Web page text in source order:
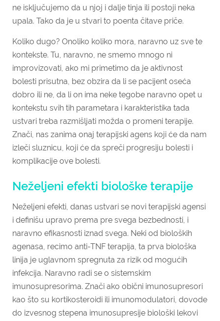
ne isključujemo da u njoj i dalje tinja ili postoji neka
upala. Tako da je u stvari to poenta čitave priče.
Koliko dugo? Onoliko koliko mora, naravno uz sve te
kontekste. Tu, naravno, ne smemo mnogo ni
improvizovati, ako mi primetimo da je aktivnost
bolesti prisutna, bez obzira da li se pacijent oseća
dobro ili ne, da li on ima neke tegobe naravno opet u
kontekstu svih tih parametara i karakteristika tada
ustvari treba razmišljati možda o promeni terapije.
Znači, nas zanima onaj terapijski agens koji će da nam
izleči sluznicu, koji će da spreči progresiju bolesti i
komplikacije ove bolesti.
Neželjeni efekti biološke terapije
Neželjeni efekti, danas ustvari se novi terapijski agensi
i definišu upravo prema pre svega bezbednosti, i
naravno efikasnosti iznad svega. Neki od bioloških
agenasa, recimo anti-TNF terapija, ta prva biološka
linija je uglavnom spregnuta za rizik od mogućih
infekcija. Naravno radi se o sistemskim
imunosupresorima. Znači ako obični imunosupresori
kao što su kortikosteroidi ili imunomodulatori, dovode
do izvesnog stepena imunosupresije biološki lekovi